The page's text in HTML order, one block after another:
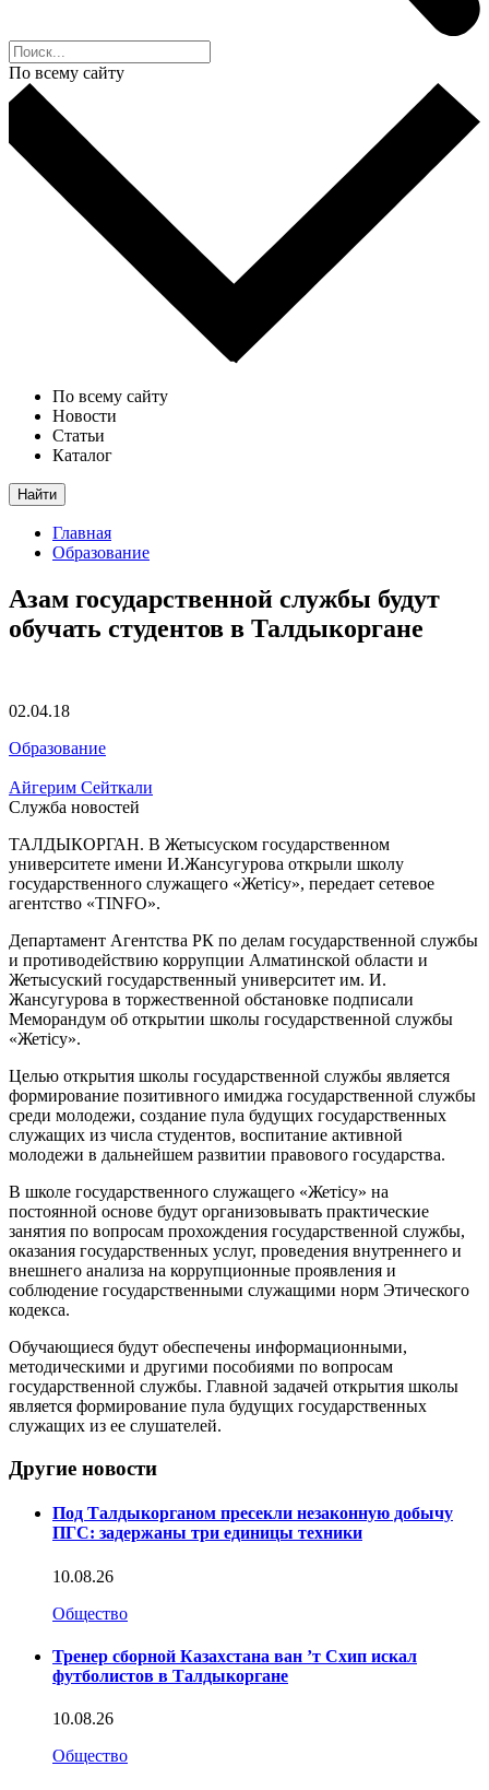
По всему сайту
По всему сайту
Новости
Статьи
Каталог
Найти
Главная
Образование
Азам государственной службы будут
обучать студентов в Талдыкоргане
02.04.18
Образование
Айгерим Сейткали
Служба новостей
ТАЛДЫКОРГАН. В Жетысуском государственном
университете имени И.Жансугурова открыли школу
государственного служащего «Жетісу», передает сетевое
агентство «TINFO».
Департамент Агентства РК по делам государственной службы
и противодействию коррупции Алматинской области и
Жетысуский государственный университет им. И.
Жансугурова в торжественной обстановке подписали
Меморандум об открытии школы государственной службы
«Жетісу».
Целью открытия школы государственной службы является
формирование позитивного имиджа государственной службы
среди молодежи, создание пула будущих государственных
служащих из числа студентов, воспитание активной
молодежи в дальнейшем развитии правового государства.
В школе государственного служащего «Жетісу» на
постоянной основе будут организовывать практические
занятия по вопросам прохождения государственной службы,
оказания государственных услуг, проведения внутреннего и
внешнего анализа на коррупционные проявления и
соблюдение государственными служащими норм Этического
кодекса.
Обучающиеся будут обеспечены информационными,
методическими и другими пособиями по вопросам
государственной службы. Главной задачей открытия школы
является формирование пула будущих государственных
служащих из ее слушателей.
Другие новости
Под Талдыкорганом пресекли незаконную добычу
ПГС: задержаны три единицы техники
10.08.26
Общество
Тренер сборной Казахстана ван ’т Схип искал
футболистов в Талдыкоргане
10.08.26
Общество